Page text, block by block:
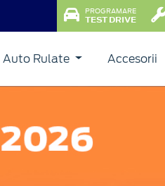
PROGRAMARE
TEST DRIVE
Auto Rulate Accesorii